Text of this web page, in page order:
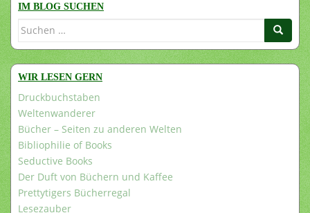
IM BLOG SUCHEN
Suchen
WIR LESEN GERN
Druckbuchstaben
Weltenwanderer
Bücher – Seiten zu anderen Welten
Bibliophilie of Books
Seductive Books
Der Duft von Büchern und Kaffee
Prettytigers Bücherregal
Lesezauber